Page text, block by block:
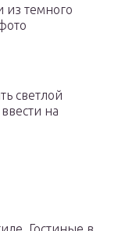
из темного
светлой
на